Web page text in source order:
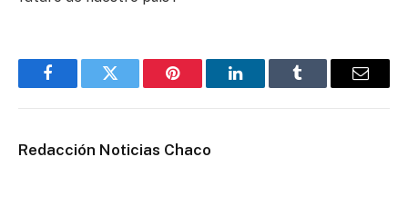
FacebookTwitter Pinterest LinkedInTumblr Email
Redacción Noticias Chaco